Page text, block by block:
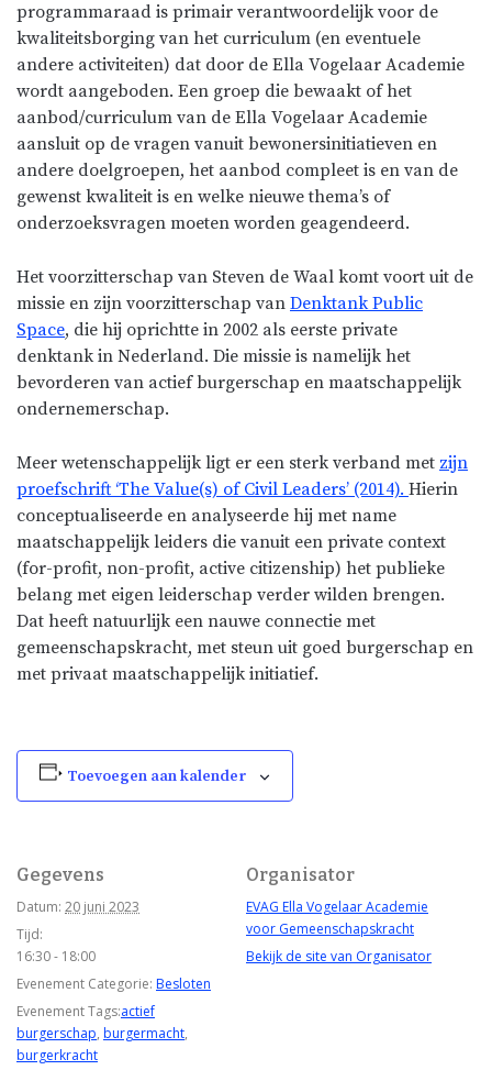
programmaraad is primair verantwoordelijk voor de
kwaliteitsborging van het curriculum (en eventuele
andere activiteiten) dat door de Ella Vogelaar Academie
wordt aangeboden. Een groep die bewaakt of het
aanbod/curriculum van de Ella Vogelaar Academie
aansluit op de vragen vanuit bewonersinitiatieven en
andere doelgroepen, het aanbod compleet is en van de
gewenst kwaliteit is en welke nieuwe thema’s of
onderzoeksvragen moeten worden geagendeerd.
Het voorzitterschap van Steven de Waal komt voort uit de
missie en zijn voorzitterschap van Denktank Public
Space, die hij oprichtte in 2002 als eerste private
denktank in Nederland. Die missie is namelijk het
bevorderen van actief burgerschap en maatschappelijk
ondernemerschap.
Meer wetenschappelijk ligt er een sterk verband met zijn
proefschrift ‘The Value(s) of Civil Leaders’ (2014). Hierin
conceptualiseerde en analyseerde hij met name
maatschappelijk leiders die vanuit een private context
(for-profit, non-profit, active citizenship) het publieke
belang met eigen leiderschap verder wilden brengen.
Dat heeft natuurlijk een nauwe connectie met
gemeenschapskracht, met steun uit goed burgerschap en
met privaat maatschappelijk initiatief.
Toevoegen aan kalender
Gegevens
Datum: 20 juni 2023
Tijd:
16:30 - 18:00
Evenement Categorie: Besloten
Evenement Tags:actief
burgerschap, burgermacht,
burgerkracht
Organisator
EVAG Ella Vogelaar Academie
voor Gemeenschapskracht
Bekijk de site van Organisator